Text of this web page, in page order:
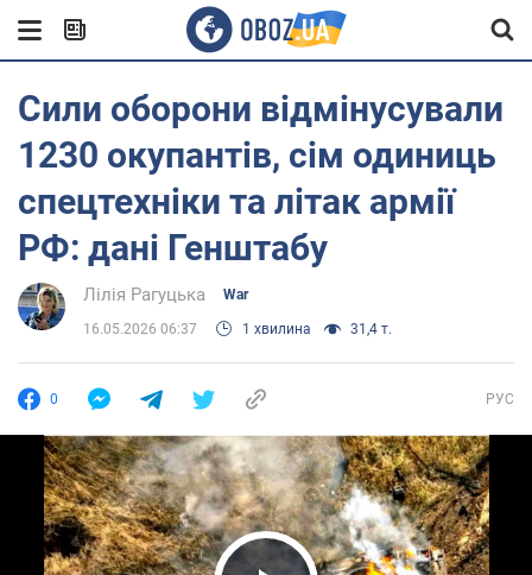
Сили оборони відмінусували
1230 окупантів, сім одиниць
спецтехніки та літак армії
РФ: дані Генштабу
Лілія Рагуцька War
16.05.2026 06:37 1 хвилина 31,4 т.
0 РУС